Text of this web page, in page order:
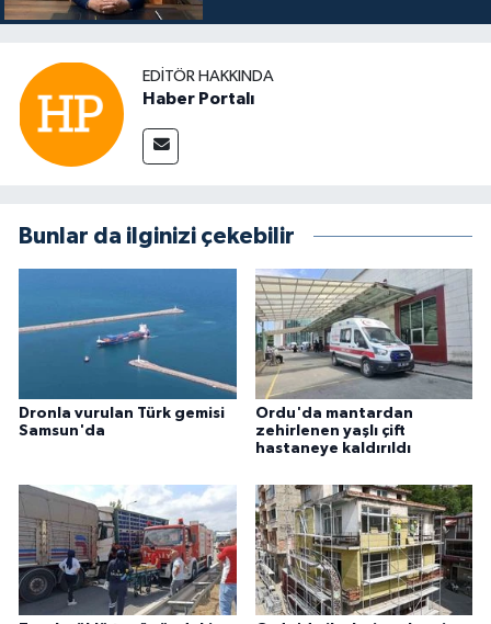
EDITÖR HAKKINDA
Haber Portalı
Bunlar da ilginizi çekebilir
Dronla vurulan Türk gemisi
Samsun'da
Ordu'da mantardan
zehirlenen yaşlı çift
hastaneye kaldırıldı